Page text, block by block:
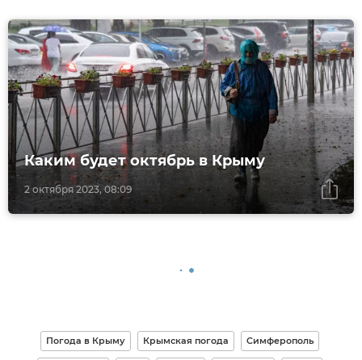
2 октября 2023, 08:09
Каким будет октябрь в Крыму
Погода в Крыму Крымская погода Симферополь